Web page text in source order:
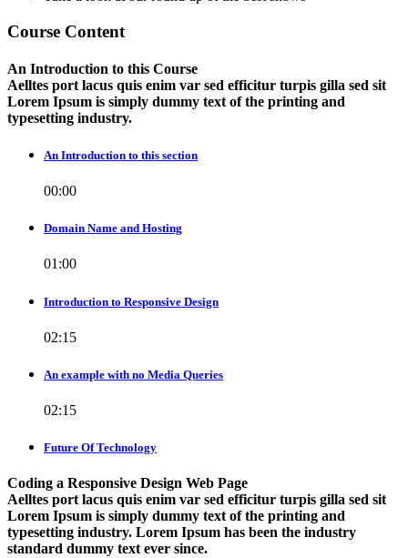
Course Content
An Introduction to this Course
Aelltes port lacus quis enim var sed efficitur turpis gilla sed sit
Lorem Ipsum is simply dummy text of the printing and
typesetting industry.
An Introduction to this section
00:00
Domain Name and Hosting
01:00
Introduction to Responsive Design
02:15
An example with no Media Queries
02:15
Future Of Technology
Coding a Responsive Design Web Page
Aelltes port lacus quis enim var sed efficitur turpis gilla sed sit
Lorem Ipsum is simply dummy text of the printing and
typesetting industry. Lorem Ipsum has been the industry
standard dummy text ever since.